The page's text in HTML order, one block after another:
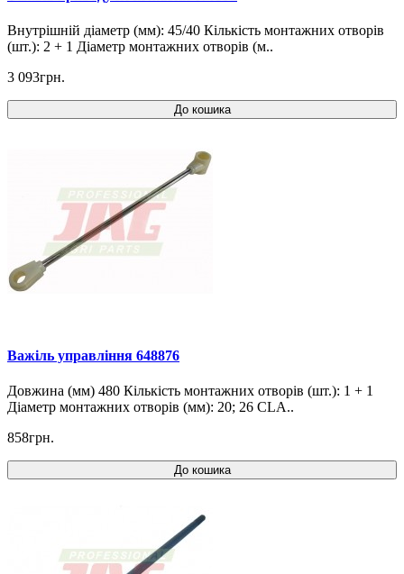
Внутрішній діаметр (мм): 45/40 Кількість монтажних отворів
(шт.): 2 + 1 Діаметр монтажних отворів (м..
3 093грн.
До кошика
Важіль управління 648876
Довжина (мм) 480 Кількість монтажних отворів (шт.): 1 + 1
Діаметр монтажних отворів (мм): 20; 26 CLA..
858грн.
До кошика